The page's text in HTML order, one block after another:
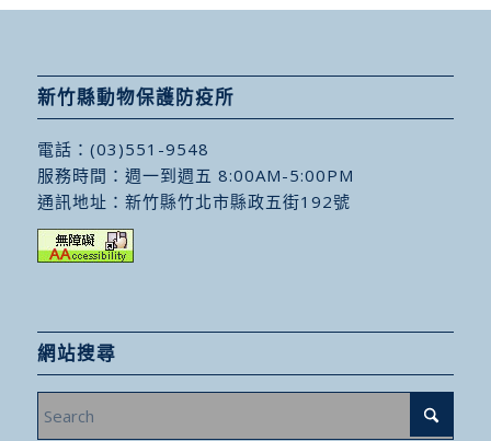
新竹縣動物保護防疫所
電話： (03)551-9548
服務時間：週一到週五 8:00AM-5:00PM
通訊地址： 新竹縣竹北市縣政五街192號
網站搜尋